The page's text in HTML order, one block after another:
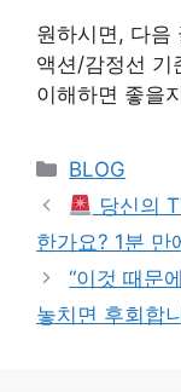
원하시면, 다음
액션/감정선 기
이해하면 좋을
Categories
BLOG
당신의
한가요? 1분 만
“이것 때문
놓치면 후회합